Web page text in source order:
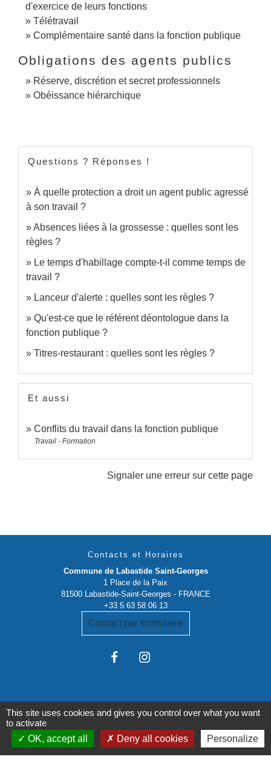
d'exercice de leurs fonctions
Télétravail
Complémentaire santé dans la fonction publique
Obligations des agents publics
Réserve, discrétion et secret professionnels
Obéissance hiérarchique
Questions ? Réponses !
À quelle protection a droit un agent public agressé
à son travail ?
Absences liées à la grossesse : quelles sont les
règles ?
Le temps d'habillage compte-t-il comme temps de
travail ?
Lanceur d'alerte : quelles sont les règles ?
Qu'est-ce que le référent déontologue dans la
fonction publique ?
Titres-restaurant : quelles sont les règles ?
Et aussi
Conflits du travail dans la fonction publique
Travail - Formation
Signaler une erreur sur cette page
Contacts et Horaires
Commune de Labastide Saint-Georges
1 Place de la Paix
81500 Labastide-Saint-Georges - FRANCE
+33 5 63 58 06 13
Contact par formulaire
Liens institutionnels
This site uses cookies and gives you control over what you want
to activate
OK, accept all
Deny all cookies Personalize